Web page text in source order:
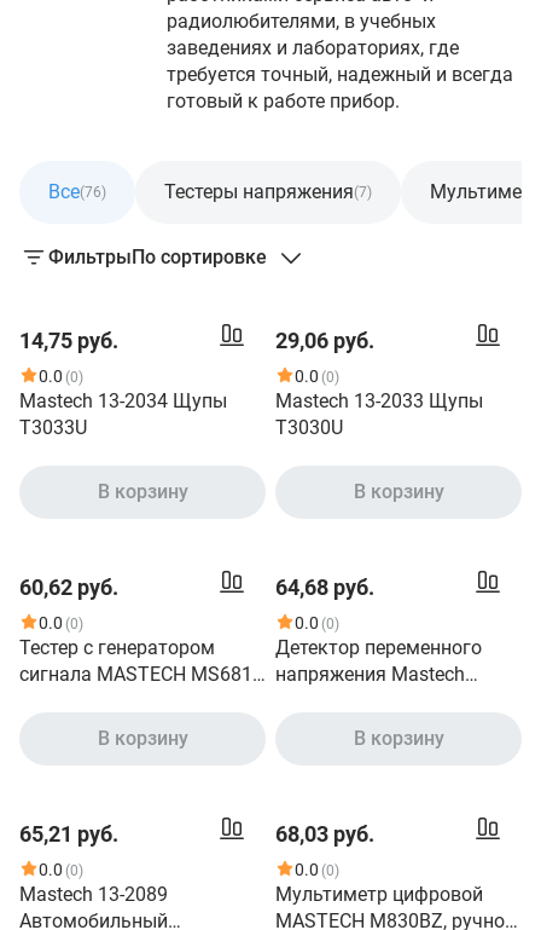
радиолюбителями, в учебных
заведениях и лабораториях, где
требуется точный, надежный и всегда
готовый к работе прибор.
Все(76) Тестеры напряжения(7)
ФильтрыПо сортировке
14,75 руб.
0.0 (0)
Mastech 13-2034 Щупы
T3033U
В корзину
29,06 руб.
0.0 (0)
Mastech 13-2033 Щупы
T3030U
В корзину
60,62 руб.
0.0 (0)
Тестер с генератором
сигнала MASTECH MS6810
В корзину
64,68 руб.
0.0 (0)
Детектор переменного
напряжения Mastech
В корзину
65,21 руб.
0.0 (0)
Mastech 13-2089
Автомобильный
68,03 руб.
0.0 (0)
Мультиметр цифровой
MASTECH M830BZ, ручной